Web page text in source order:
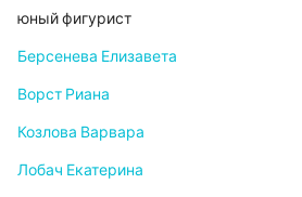
юный фигурист
Берсенева Елизавета
Ворст Риана
Козлова Варвара
Лобач Екатерина